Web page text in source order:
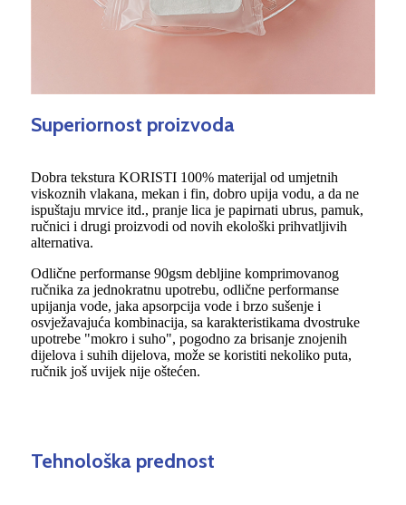
Superiornost proizvoda
Dobra tekstura KORISTI 100% materijal od umjetnih
viskoznih vlakana, mekan i fin, dobro upija vodu, a da ne
ispuštaju mrvice itd., pranje lica je papirnati ubrus, pamuk,
ručnici i drugi proizvodi od novih ekološki prihvatljivih
alternativa.
Odlične performanse 90gsm debljine komprimovanog
ručnika za jednokratnu upotrebu, odlične performanse
upijanja vode, jaka apsorpcija vode i brzo sušenje i
osvježavajuća kombinacija, sa karakteristikama dvostruke
upotrebe "mokro i suho", pogodno za brisanje znojenih
dijelova i suhih dijelova, može se koristiti nekoliko puta,
ručnik još uvijek nije oštećen.
Tehnološka prednost